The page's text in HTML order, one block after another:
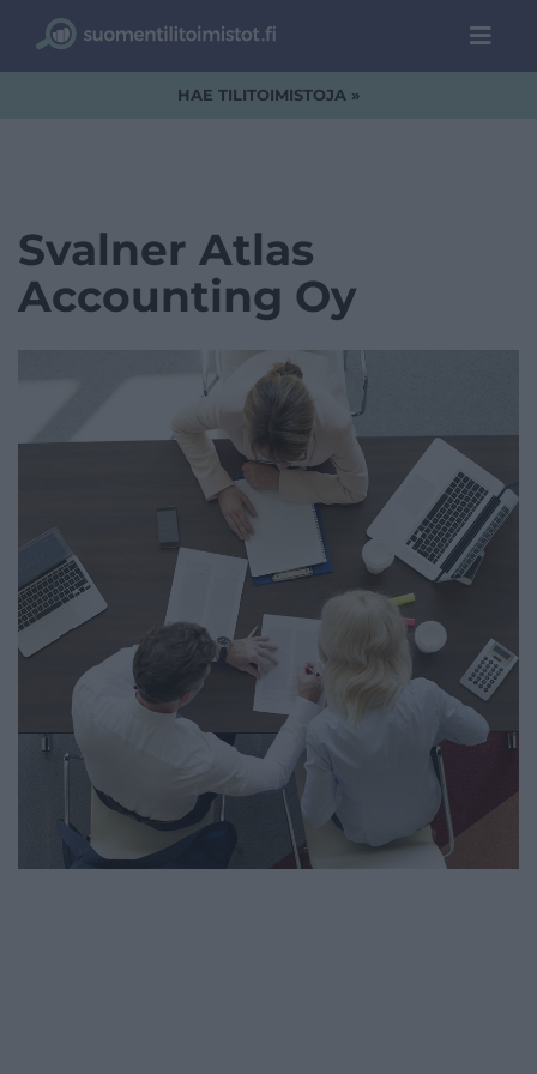
HAE TILITOIMISTOJA »
Svalner Atlas
Accounting Oy